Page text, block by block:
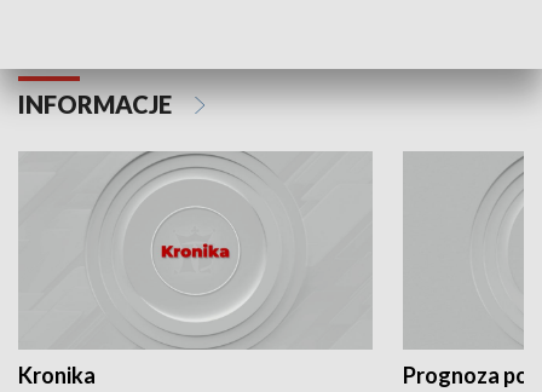
INFORMACJE
Kronika Prognoza